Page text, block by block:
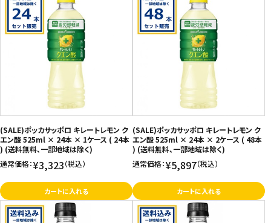
(SALE)ポッカサッポロ キレートレモン ク
エン酸 525ml × 24本 × 1ケース ( 24本
) (送料無料、一部地域は除く)
通常価格：¥3,323（税込）
カートに入れる
(SALE)ポッカサッポロ キレートレモン ク
エン酸 525ml × 24本 × 2ケース ( 48本
) (送料無料、一部地域は除く)
通常価格：¥5,897（税込）
カートに入れる